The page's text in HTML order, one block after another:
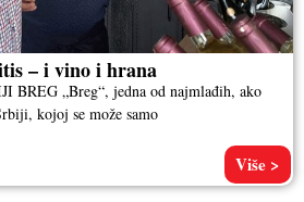
– i vino i hrana
BREG „Breg“, jedna od najmlađih, ako
kojoj se može samo
Više >